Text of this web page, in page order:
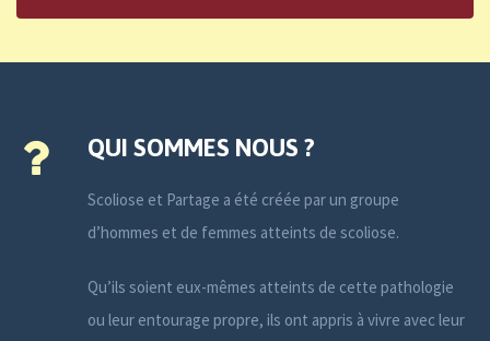
QUI SOMMES NOUS ?
Scoliose et Partage a été créée par un groupe
d’hommes et de femmes atteints de scoliose.
Qu’ils soient eux-mêmes atteints de cette pathologie
ou leur entourage propre, ils ont appris à vivre avec leur